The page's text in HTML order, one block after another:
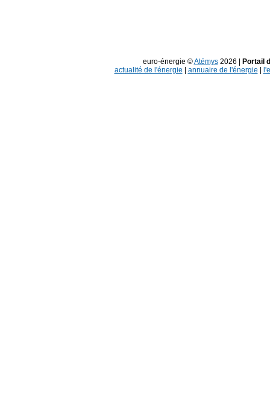
euro-énergie ©Atémys2026 |
Portail
actualité de l'énergie
annuaire de l'énergie